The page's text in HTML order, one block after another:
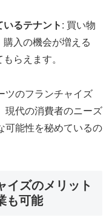
るテナント : 買い物
入の機会が増える
らえます。
ツのフランチャイズ
現代の消費者のニーズ
可能性を秘めているの
イズのメリット
も可能